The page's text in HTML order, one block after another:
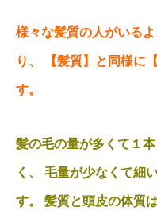
様々な髪質の人がいる
り、
【髪質】と同様に
す。
髪の毛の量が多くて１
く、
毛量が少なくて細
す。
髪質と頭皮の体質